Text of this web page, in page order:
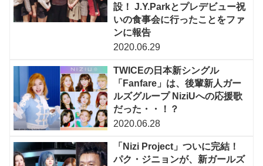
設！ J.Y.Parkとプレデビュー祝
いの食事会に行ったことをファ
ンに報告
2020.06.29
TWICEの日本新シングル
「Fanfare」は、後輩新人ガー
ルズグループ NiziUへの応援歌
だった・・！？
2020.06.28
「Nizi Project」ついに完結！
パク・ジニョンが、新ガールズ